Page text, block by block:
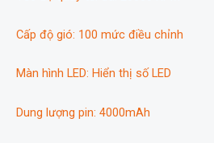
Cấp độ gió: 100 mức điều chỉnh
Màn hình LED: Hiển thị số LED
Dung lượng pin: 4000mAh